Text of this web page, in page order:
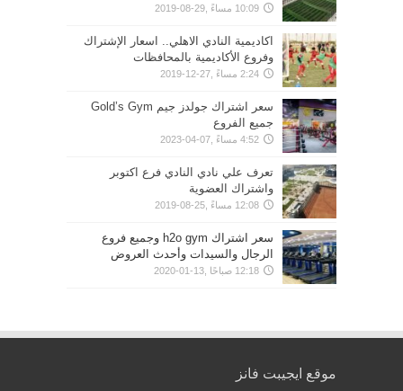
10:09 مساءً ,29-08-2019
اكاديمية النادي الاهلي.. اسعار الإشتراك
وفروع الأكاديمية بالمحافظات
2:24 مساءً ,27-12-2019
سعر اشتراك جولدز جيم Gold’s Gym
جميع الفروع
4:52 مساءً ,07-04-2023
تعرف علي نادي النادي فرع اكتوبر
واشتراك العضوية
12:08 مساءً ,25-08-2019
سعر اشتراك h2o gym وجميع فروع
الرجال والسيدات وأحدث العروض
12:18 صباحًا ,13-01-2020
موقع ايجيبت فانز